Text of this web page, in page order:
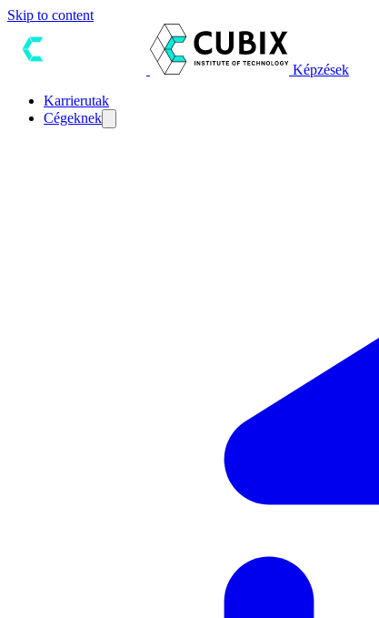
Skip to content
Képzések
Karrierutak
Cégeknek